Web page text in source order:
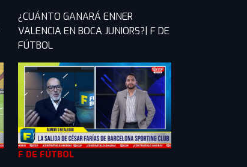
¿CUÁNTO GANARÁ ENNER
VALENCIA EN BOCA JUNIORS?| F DE
FÚTBOL
F DE FÚTBOL